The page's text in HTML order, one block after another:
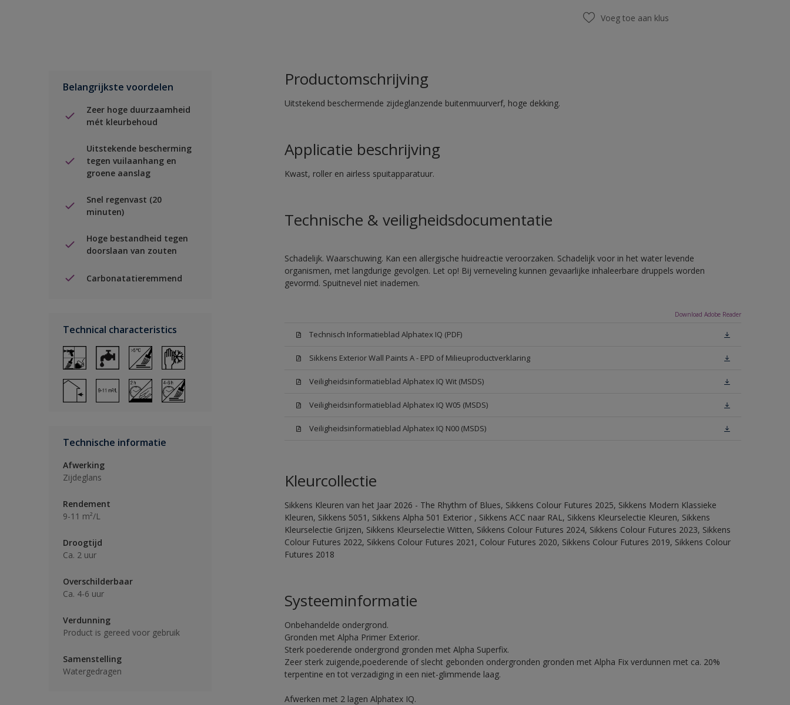
Voeg toe aan klus
Belangrijkste voordelen
Zeer hoge duurzaamheid
mét kleurbehoud
Uitstekende bescherming
tegen vuilaanhang en
groene aanslag
Snel regenvast (20
minuten)
Hoge bestandheid tegen
doorslaan van zouten
Carbonatatieremmend
Technical characteristics
Technische informatie
Afwerking
Zijdeglans
Rendement
9-11 m²/L
Droogtijd
Ca. 2 uur
Overschilderbaar
Ca. 4-6 uur
Verdunning
Product is gereed voor gebruik
Samenstelling
Watergedragen
Productomschrijving
Uitstekend beschermende zijdeglanzende buitenmuurverf, hoge dekking.
Applicatie beschrijving
Kwast, roller en airless spuitapparatuur.
Technische & veiligheidsdocumentatie
Schadelijk. Waarschuwing. Kan een allergische huidreactie veroorzaken. Schadelijk voor in het water levende
organismen, met langdurige gevolgen. Let op! Bij verneveling kunnen gevaarlijke inhaleerbare druppels worden
gevormd. Spuitnevel niet inademen.
Download Adobe Reader
Technisch Informatieblad Alphatex IQ (PDF)
Sikkens Exterior Wall Paints A - EPD of Milieuproductverklaring
Veiligheidsinformatieblad Alphatex IQ Wit (MSDS)
Veiligheidsinformatieblad Alphatex IQ W05 (MSDS)
Veiligheidsinformatieblad Alphatex IQ N00 (MSDS)
Kleurcollectie
Sikkens Kleuren van het Jaar 2026 - The Rhythm of Blues, Sikkens Colour Futures 2025, Sikkens Modern Klassieke
Kleuren, Sikkens 5051, Sikkens Alpha 501 Exterior , Sikkens ACC naar RAL, Sikkens Kleurselectie Kleuren, Sikkens
Kleurselectie Grijzen, Sikkens Kleurselectie Witten, Sikkens Colour Futures 2024, Sikkens Colour Futures 2023, Sikkens
Colour Futures 2022, Sikkens Colour Futures 2021, Colour Futures 2020, Sikkens Colour Futures 2019, Sikkens Colour
Futures 2018
Systeeminformatie
Onbehandelde ondergrond.
Gronden met Alpha Primer Exterior.
Sterk poederende ondergrond gronden met Alpha Superfix.
Zeer sterk zuigende,poederende of slecht gebonden ondergronden gronden met Alpha Fix verdunnen met ca. 20%
terpentine en tot verzadiging in een niet-glimmende laag.
Afwerken met 2 lagen Alphatex IQ.